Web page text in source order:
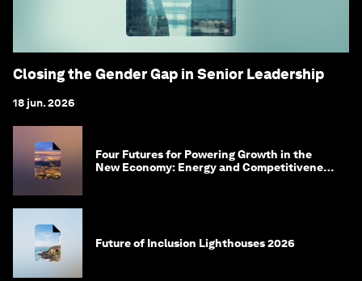
Closing the Gender Gap in Senior Leadership
18 jun. 2026
Four Futures for Powering Growth in the
New Economy: Energy and Competitiveness
Future of Inclusion Lighthouses 2026